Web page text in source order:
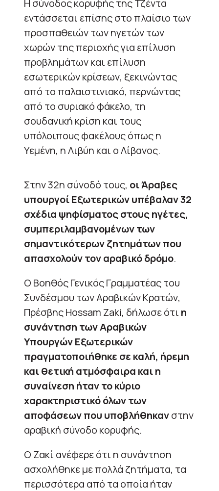
Η σύνοδος κορυφής της Τζέντα
εντάσσεται επίσης στο πλαίσιο των
προσπαθειών των ηγετών των
χωρών της περιοχής για επίλυση
προβλημάτων και επίλυση
εσωτερικών κρίσεων, ξεκινώντας
από το παλαιστινιακό, περνώντας
από το συριακό φάκελο, τη
σουδανική κρίση και τους
υπόλοιπους φακέλους όπως η
Υεμένη, η Λιβύη και ο Λίβανος.
Στην 32η σύνοδό τους, οι Άραβες
υπουργοί Εξωτερικών υπέβαλαν 32
σχέδια ψηφίσματος στους ηγέτες,
συμπεριλαμβανομένων των
σημαντικότερων ζητημάτων που
απασχολούν τον αραβικό δρόμο.
Ο Βοηθός Γενικός Γραμματέας του
Συνδέσμου των Αραβικών Κρατών,
Πρέσβης Hossam Zaki, δήλωσε ότι η
συνάντηση των Αραβικών
Υπουργών Εξωτερικών
πραγματοποιήθηκε σε καλή, ήρεμη
και θετική ατμόσφαιρα και η
συναίνεση ήταν το κύριο
χαρακτηριστικό όλων των
αποφάσεων που υποβλήθηκανστην
αραβική σύνοδο κορυφής.
Ο Ζακί ανέφερε ότι η συνάντηση
ασχολήθηκε με πολλά ζητήματα, τα
περισσότερα από τα οποία ήταν